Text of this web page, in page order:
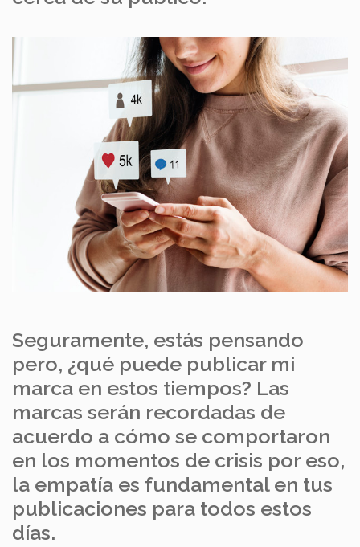
Seguramente, estás pensando
pero, ¿qué puede publicar mi
marca en estos tiempos? Las
marcas serán recordadas de
acuerdo a cómo se comportaron
en los momentos de crisis por eso,
la empatía es fundamental en tus
publicaciones para todos estos
días.